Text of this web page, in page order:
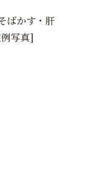
ばかす・肝
写真]